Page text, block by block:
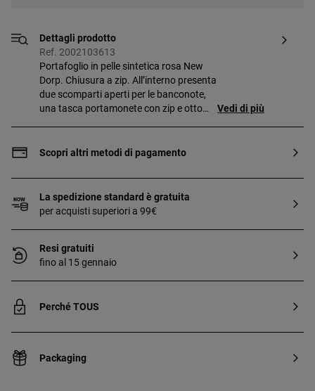
Dettagli prodotto
Ref. 2002103613
Portafoglio in pelle sintetica rosa New
Dorp. Chiusura a zip. All’interno presenta
due scomparti aperti per le banconote,
una tasca portamonete con zip e otto
10 x 19,5 x 2,5 cm.
Vedi di più
Scopri altri metodi di pagamento
La spedizione standard è gratuita
per acquisti superiori a 99€
Resi gratuiti
fino al 15 gennaio
Perché TOUS
Packaging